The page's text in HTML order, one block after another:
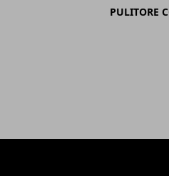
PULITORE